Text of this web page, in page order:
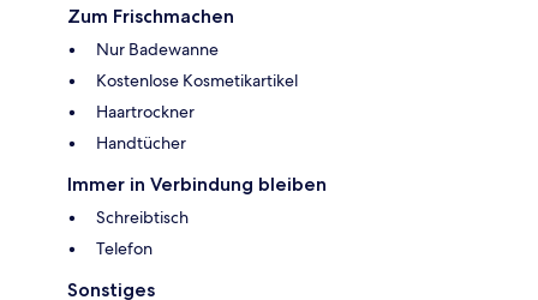
Zum Frischmachen
Nur Badewanne
Kostenlose Kosmetikartikel
Haartrockner
Handtücher
Immer in Verbindung bleiben
Schreibtisch
Telefon
Sonstiges